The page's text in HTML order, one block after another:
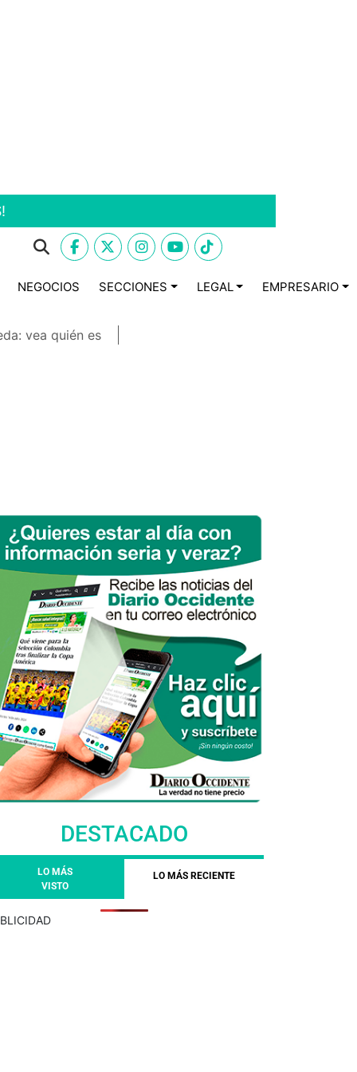
NEGOCIOS SECCIONES LEGAL EMPRESARIO
vea quién es
DESTACADO
LO MÁS
VISTO
LO MÁS RECIENTE